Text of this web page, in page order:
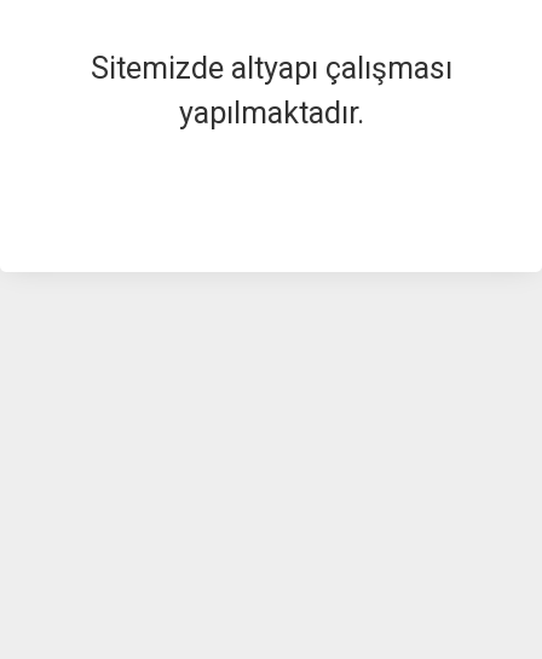
Sitemizde altyapı çalışması
yapılmaktadır.